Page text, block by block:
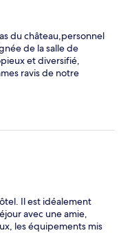
du château,personnel
de la salle de
et diversifié,
ravis de notre
Il est idéalement
avec une amie,
les équipements mis